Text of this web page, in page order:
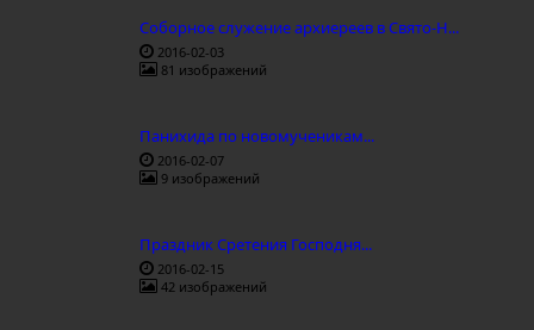
Соборное служение архиереев в Свято-Н...
2016-02-03
81 изображений
Панихида по новомученикам...
2016-02-07
9 изображений
Праздник Сретения Господня...
2016-02-15
42 изображений